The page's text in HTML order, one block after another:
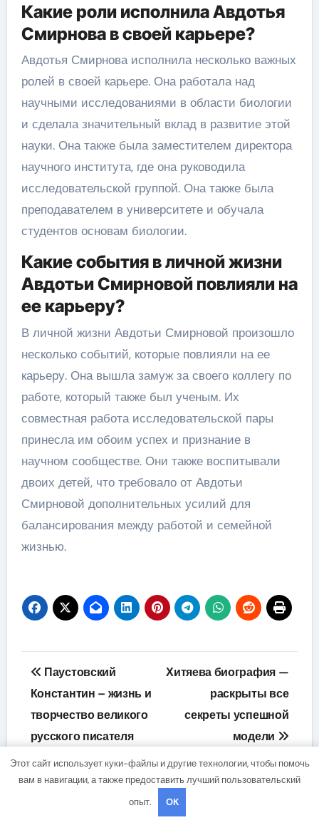
Какие роли исполнила Авдотья
Смирнова в своей карьере?
Авдотья Смирнова исполнила несколько важных
ролей в своей карьере. Она работала над
научными исследованиями в области биологии
и сделала значительный вклад в развитие этой
науки. Она также была заместителем директора
научного института, где она руководила
исследовательской группой. Она также была
преподавателем в университете и обучала
студентов основам биологии.
Какие события в личной жизни
Авдотьи Смирновой повлияли на
ее карьеру?
В личной жизни Авдотьи Смирновой произошло
несколько событий, которые повлияли на ее
карьеру. Она вышла замуж за своего коллегу по
работе, который также был ученым. Их
совместная работа исследовательской пары
принесла им обоим успех и признание в
научном сообществе. Они также воспитывали
двоих детей, что требовало от Авдотьи
Смирновой дополнительных усилий для
балансирования между работой и семейной
жизнью.
Навигация
по
записям
Паустовский
Константин – жизнь и
творчество великого
русского писателя
Хитяева биография —
раскрыты все
секреты успешной
модели
Этот сайт использует куки-файлы и другие технологии, чтобы помочь
вам в навигации, а также предоставить лучший пользовательский
опыт.
OK